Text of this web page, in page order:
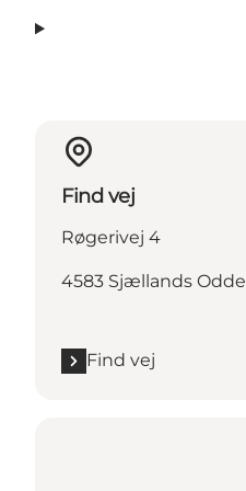
Find vej
Røgerivej 4
4583 Sjællands Odde
Find vej